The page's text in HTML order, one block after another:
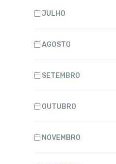
JULHO
AGOSTO
SETEMBRO
OUTUBRO
NOVEMBRO